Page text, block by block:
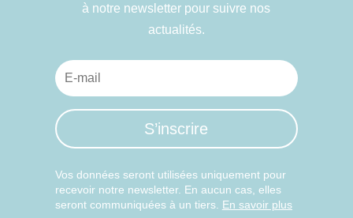
à notre newsletter pour suivre nos
actualités.
S’inscrire
Vos données seront utilisées uniquement pour
recevoir notre newsletter. En aucun cas, elles
seront communiquées à un tiers. En savoir plus